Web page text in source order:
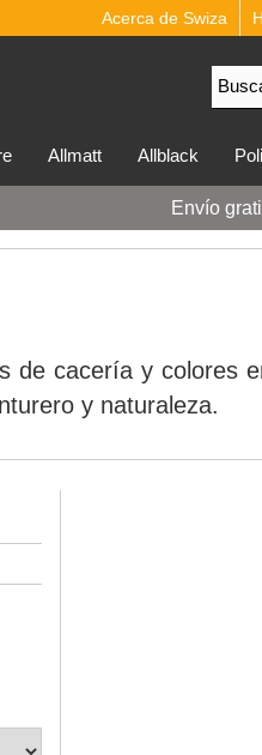
Acerca de Swiza
allmatt allblack
Envío
de cacería y colores
y naturaleza.